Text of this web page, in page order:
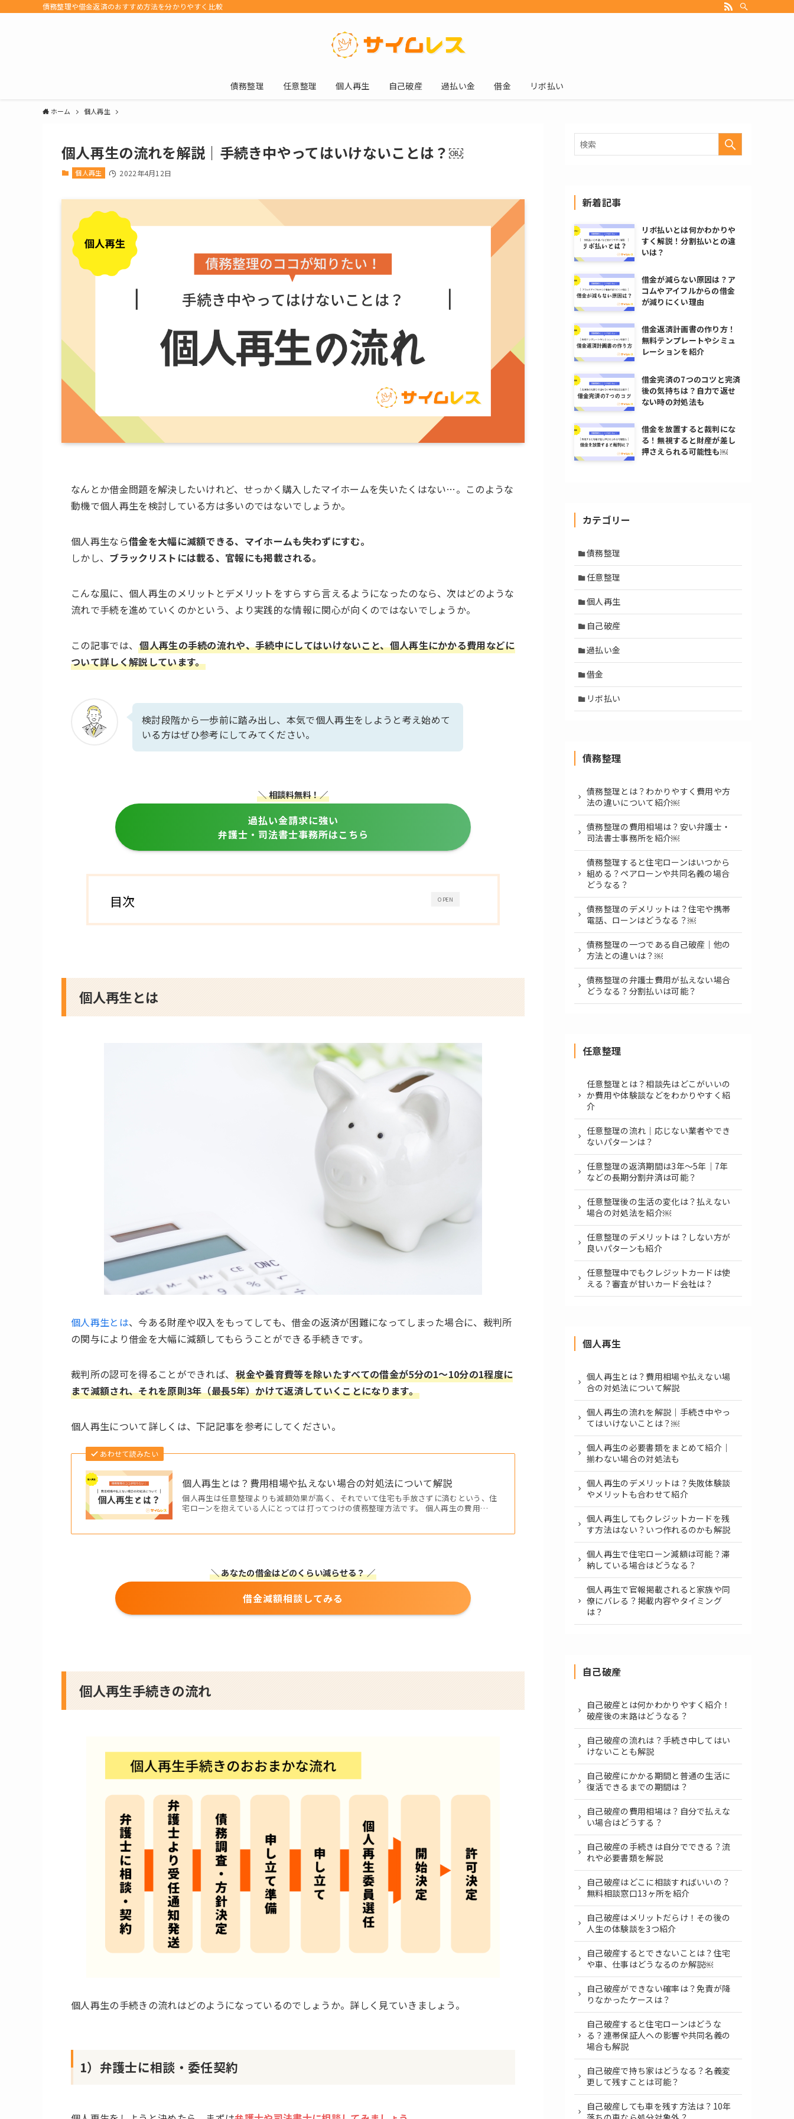
債務整理や借金返済のおすすめ方法を分かりやすく比較
債務整理 任意整理 個人再生 自己破産 過払い金 借金 リボ払い
ホーム 個人再生
個人再生の流れを解説｜手続き中やってはいけないことは？￼
個人再生 2022年4月12日
なんとか借金問題を解決したいけれど、せっかく購入したマイホームを失いたくはない…。このような
動機で個人再生を検討している方は多いのではないでしょうか。
個人再生なら借金を大幅に減額できる、マイホームも失わずにすむ。
しかし、 ブラックリストには載る、官報にも掲載される。
こんな風に、個人再生のメリットとデメリットをすらすら言えるようになったのなら、次はどのような
流れで手続を進めていくのかという、より実践的な情報に関心が向くのではないでしょうか。
この記事では、個人再生の手続の流れや、手続中にしてはいけないこと、個人再生にかかる費用などに
ついて詳しく解説しています。
検討段階から一歩前に踏み出し、本気で個人再生をしようと考え始めて
いる方はぜひ参考にしてみてください。
＼ 相談料無料！／
過払い金請求に強い
弁護士・司法書士事務所はこちら
OPEN
目次
個人再生とは
個人再生とは、今ある財産や収入をもってしても、借金の返済が困難になってしまった場合に、裁判所
の関与により借金を大幅に減額してもらうことができる手続きです。
裁判所の認可を得ることができれば、税金や養育費等を除いたすべての借金が5分の1～10分の1程度に
まで減額され、それを原則3年（最長5年）かけて返済していくことになります。
個人再生について詳しくは、下記記事を参考にしてください。
あわせて読みたい
個人再生とは？費用相場や払えない場合の対処法について解説
個人再生は任意整理よりも減額効果が高く、それでいて住宅も手放さずに済むという、住
宅ローンを抱えている人にとっては打ってつけの債務整理方法です。 個人再生の費用…
＼ あなたの借金はどのくらい減らせる？ ／
借金減額相談してみる
個人再生手続きの流れ
個人再生の手続きの流れはどのようになっているのでしょうか。詳しく見ていきましょう。
1）弁護士に相談・委任契約
新着記事
リボ払いとは何かわかりや
すく解説！分割払いとの違
いは？
借金が減らない原因は？ア
コムやアイフルからの借金
が減りにくい理由
借金返済計画書の作り方！
無料テンプレートやシミュ
レーションを紹介
借金完済の7つのコツと完済
後の気持ちは？自力で返せ
ない時の対処法も
借金を放置すると裁判にな
る！無視すると財産が差し
押さえられる可能性も￼
カテゴリー
債務整理
任意整理
個人再生
自己破産
過払い金
借金
リボ払い
債務整理
債務整理とは？わかりやすく費用や方
法の違いについて紹介￼
債務整理の費用相場は？安い弁護士・
司法書士事務所を紹介￼
債務整理すると住宅ローンはいつから
組める？ペアローンや共同名義の場合
どうなる？
債務整理のデメリットは？住宅や携帯
電話、ローンはどうなる？￼
債務整理の一つである自己破産｜他の
方法との違いは？￼
債務整理の弁護士費用が払えない場合
どうなる？分割払いは可能？
任意整理
任意整理とは？相談先はどこがいいの
か費用や体験談などをわかりやすく紹
介
任意整理の流れ｜応じない業者やでき
ないパターンは？
任意整理の返済期間は3年～5年｜7年
などの長期分割弁済は可能？
任意整理後の生活の変化は？払えない
場合の対処法を紹介￼
任意整理のデメリットは？しない方が
良いパターンも紹介
任意整理中でもクレジットカードは使
える？審査が甘いカード会社は？
個人再生
個人再生とは？費用相場や払えない場
合の対処法について解説
個人再生の流れを解説｜手続き中やっ
てはいけないことは？￼
個人再生の必要書類をまとめて紹介｜
揃わない場合の対処法も
個人再生のデメリットは？失敗体験談
やメリットも合わせて紹介
個人再生してもクレジットカードを残
す方法はない？いつ作れるのかも解説
個人再生で住宅ローン減額は可能？滞
納している場合はどうなる？
個人再生で官報掲載されると家族や同
僚にバレる？掲載内容やタイミング
は？
自己破産
自己破産とは何かわかりやすく紹介！
破産後の末路はどうなる？
自己破産の流れは？手続き中してはい
けないことも解説
自己破産にかかる期間と普通の生活に
復活できるまでの期間は？
自己破産の費用相場は？自分で払えな
い場合はどうする？
自己破産の手続きは自分でできる？流
れや必要書類を解説
自己破産はどこに相談すればいいの？
無料相談窓口13ヶ所を紹介
自己破産はメリットだらけ！その後の
人生の体験談を3つ紹介
自己破産するとできないことは？住宅
や車、仕事はどうなるのか解説￼
自己破産ができない確率は？免責が降
りなかったケースは？
自己破産すると住宅ローンはどうな
る？連帯保証人への影響や共同名義の
場合も解説
自己破産で持ち家はどうなる？名義変
更して残すことは可能？
自己破産しても車を残す方法は？10年